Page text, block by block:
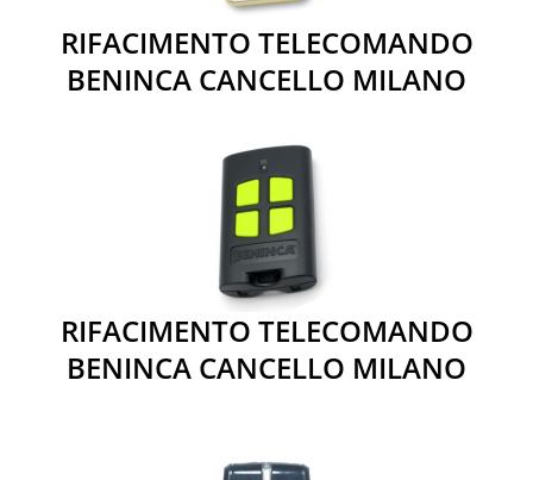
RIFACIMENTO TELECOMANDO
BENINCA CANCELLO MILANO
RIFACIMENTO TELECOMANDO
BENINCA CANCELLO MILANO